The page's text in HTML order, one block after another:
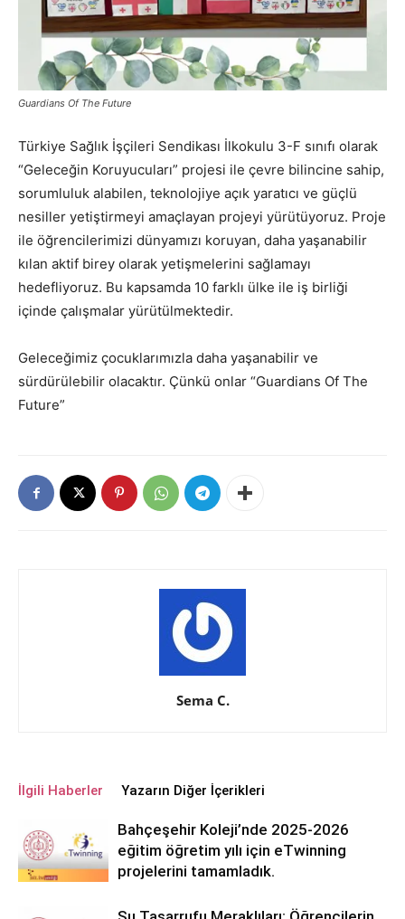
Guardians Of The Future
Türkiye Sağlık İşçileri Sendikası İlkokulu 3-F sınıfı olarak
“Geleceğin Koruyucuları” projesi ile çevre bilincine sahip,
sorumluluk alabilen, teknolojiye açık yaratıcı ve güçlü
nesiller yetiştirmeyi amaçlayan projeyi yürütüyoruz. Proje
ile öğrencilerimizi dünyamızı koruyan, daha yaşanabilir
kılan aktif birey olarak yetişmelerini sağlamayı
hedefliyoruz. Bu kapsamda 10 farklı ülke ile iş birliği
içinde çalışmalar yürütülmektedir.
Geleceğimiz çocuklarımızla daha yaşanabilir ve
sürdürülebilir olacaktır. Çünkü onlar “Guardians Of The
Future”
Sema C.
İlgili Haberler Yazarın Diğer İçerikleri
Bahçeşehir Koleji’nde 2025-2026
eğitim öğretim yılı için eTwinning
projelerini tamamladık.